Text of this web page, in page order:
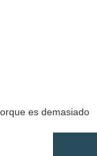
es demasiado